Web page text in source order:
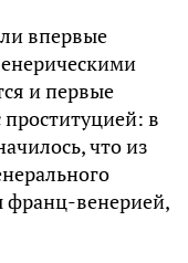
впервые
и первые
в
что из
франц-венерией,